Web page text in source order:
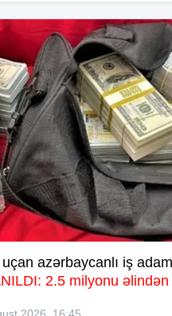
uçan azərbaycanlı iş
2.5 milyonu əlindən